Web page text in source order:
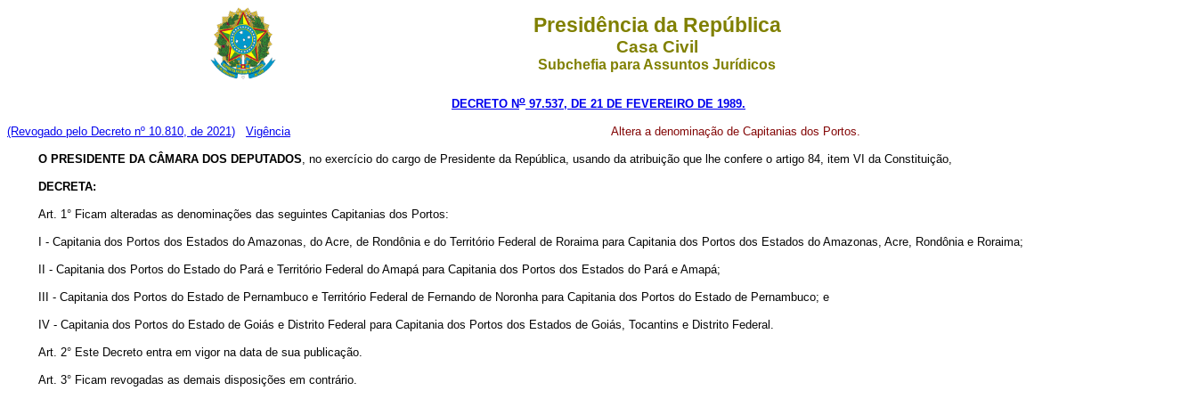
Presidência da República
Casa Civil
Subchefia para Assuntos Jurídicos
DECRETO No 97.537, DE 21 DE FEVEREIRO DE 1989.
(Revogado pelo Decreto nº 10.810, de 2021) Vigência Altera a denominação de Capitanias dos Portos.
O PRESIDENTE DA CÂMARA DOS DEPUTADOS, no exercício do cargo de Presidente da República, usando da atribuição que lhe confere o artigo 84, item VI da Constituição,
DECRETA:
Art. 1° Ficam alteradas as denominações das seguintes Capitanias dos Portos:
I - Capitania dos Portos dos Estados do Amazonas, do Acre, de Rondônia e do Território Federal de Roraima para Capitania dos Portos dos Estados do Amazonas, Acre, Rondônia e Roraima;
II - Capitania dos Portos do Estado do Pará e Território Federal do Amapá para Capitania dos Portos dos Estados do Pará e Amapá;
III - Capitania dos Portos do Estado de Pernambuco e Território Federal de Fernando de Noronha para Capitania dos Portos do Estado de Pernambuco; e
IV - Capitania dos Portos do Estado de Goiás e Distrito Federal para Capitania dos Portos dos Estados de Goiás, Tocantins e Distrito Federal.
Art. 2° Este Decreto entra em vigor na data de sua publicação.
Art. 3° Ficam revogadas as demais disposições em contrário.